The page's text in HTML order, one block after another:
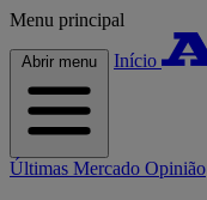
Menu principal
Abrir menu Início
Últimas Mercado Opinião